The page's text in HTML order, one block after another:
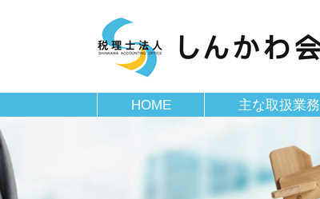
HOME 主な取扱業務